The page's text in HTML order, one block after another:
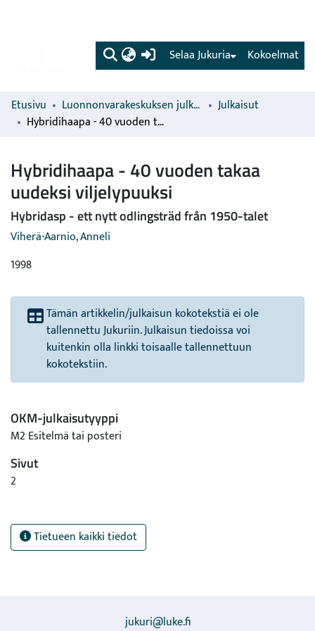
(current) Kokoelmat
Selaa Jukuria
Etusivu Luonnonvarakeskuksen julkaisut
Julkaisut
Hybridihaapa - 40 vuoden takaa uudeksi viljelypuuksi
Hybridihaapa - 40 vuoden takaa
uudeksi viljelypuuksi
Hybridasp - ett nytt odlingsträd från 1950-talet
Viherä-Aarnio, Anneli
1998
Tämän artikkelin/julkaisun kokotekstiä ei ole
tallennettu Jukuriin. Julkaisun tiedoissa voi
kuitenkin olla linkki toisaalle tallennettuun
kokotekstiin.
OKM-julkaisutyyppi
M2 Esitelmä tai posteri
Sivut
2
Tietueen kaikki tiedot
jukuri@luke.fi